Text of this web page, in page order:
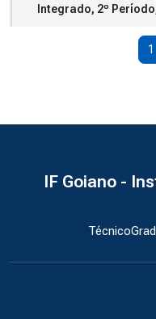
Integrado, 2º
1
IF Goiano -
Técnico